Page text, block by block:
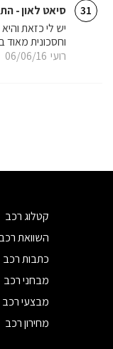
31 סיאט לאון -
רועי 06/06/16
יש לי כזאת
וחסכונית מאוד
קטלוג רכב
השוואת
כתבות רכב
מבחני רכב
מבצעי רכב
מחירון רכב